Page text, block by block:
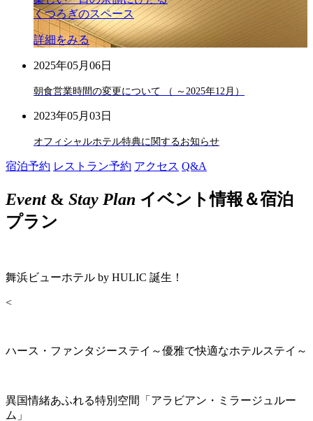
くつろぎのスペース
詳細をみる
2025年05月06日
朝食営業時間の変更について （ ～2025年12月）
2023年05月03日
オフィシャルホテル特典に関するお知らせ
宿泊予約 レストラン予約 アクセス Q&A
Event& Stay Plan イベント情報＆宿泊
プラン
舞浜ビューホテル by HULIC 誕生！
<
ハース・ファンタジーステイ～優雅で快適なホテルステイ～
異国情緒あふれる特別空間「アラビアン・ミラージュルー
ム」